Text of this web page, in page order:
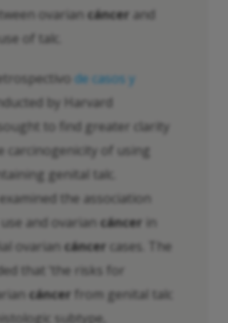
ovarian cáncer and
of talc.
de casos y
by Harvard
to find greater clarity
carcinogenicity of using
genital talc.
examined the association
and ovarian cáncer in
ovarian cáncer cases. The
that ‘the risks for
cáncer from genital talc
subtype,